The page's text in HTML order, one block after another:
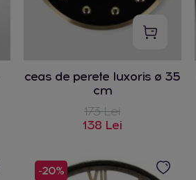
ceas de perete luxoris ø 35
cm
173 Lei
138 Lei
-20%